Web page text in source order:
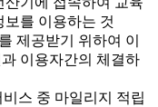
를 이용하는 것
제공받기 위하여 이
이용자간의 체결하
스 중 마일리지 적립